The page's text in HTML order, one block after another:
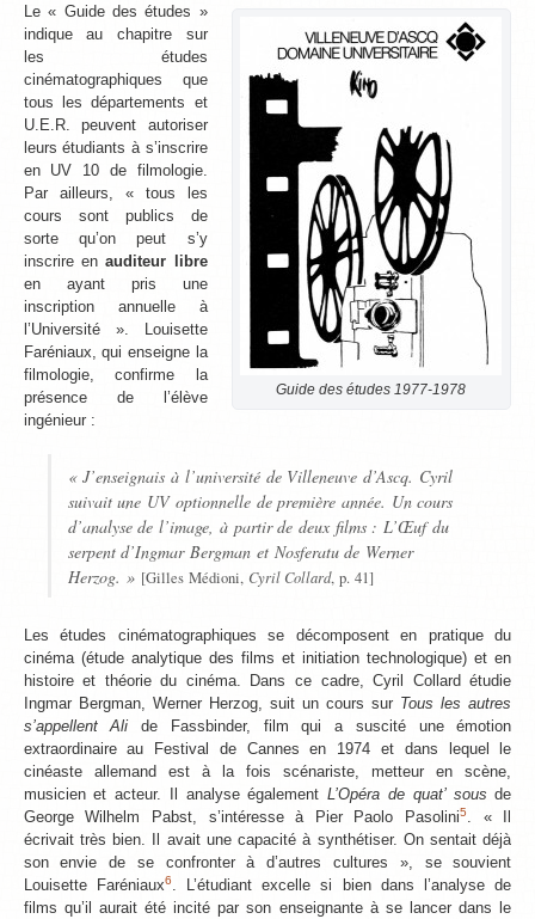
Guide des études 1977-1978
Le « Guide des études »
indique au chapitre sur
les études
cinématographiques que
tous les départements et
U.E.R. peuvent autoriser
leurs étudiants à s’inscrire
en UV 10 de filmologie.
Par ailleurs, « tous les
cours sont publics de
sorte qu’on peut s’y
inscrire en auditeur libre
en ayant pris une
inscription annuelle à
l’Université ». Louisette
Faréniaux, qui enseigne la
filmologie, confirme la
présence de l’élève
ingénieur :
« J’enseignais à l’université de Villeneuve d’Ascq. Cyril
suivait une UV optionnelle de première année. Un cours
d’analyse de l’image, à partir de deux films :L’Œuf du
serpentd’Ingmar Bergman et Nosferatude Werner
Herzog. » [Gilles Médioni, Cyril Collard, p. 41]
Les études cinématographiques se décomposent en pratique du
cinéma (étude analytique des films et initiation technologique) et en
histoire et théorie du cinéma. Dans ce cadre, Cyril Collard étudie
Ingmar Bergman, Werner Herzog, suit un cours sur Tous les autres
s’appellent Ali de Fassbinder, film qui a suscité une émotion
extraordinaire au Festival de Cannes en 1974 et dans lequel le
cinéaste allemand est à la fois scénariste, metteur en scène,
musicien et acteur. Il analyse égalementL’Opéra de quat’ sous de
George Wilhelm Pabst, s’intéresse à Pier Paolo Pasolini5. « Il
écrivait très bien. Il avait une capacité à synthétiser. On sentait déjà
son envie de se confronter à d’autres cultures », se souvient
Louisette Faréniaux6. L’étudiant excelle si bien dans l’analyse de
films qu’il aurait été incité par son enseignante à se lancer dans le